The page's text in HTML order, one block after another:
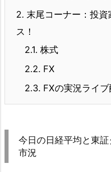
2. 末尾コーナー：投
ス！
2.1. 株式
2.2. FX
2.3. FXの実況ライ
今日の日経平均と東
市況